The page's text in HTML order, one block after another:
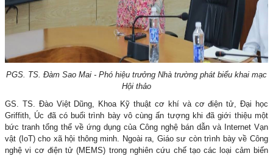
PGS. TS. Đàm Sao Mai - Phó hiệu trưởng Nhà trường phát biểu khai mạc
Hội thảo
GS. TS. Đào Việt Dũng, Khoa Kỹ thuật cơ khí và cơ điện tử, Đại học
Griffith, Úc đã có buổi trình bày vô cùng ấn tượng khi đã giới thiệu một
bức tranh tổng thể về ứng dụng của Công nghệ bán dẫn và Internet Vạn
vật (IoT) cho xã hội thông minh. Ngoài ra, Giáo sư còn trình bày về Công
nghệ vi cơ điện tử (MEMS) trong nghiên cứu chế tạo các loại cảm biến